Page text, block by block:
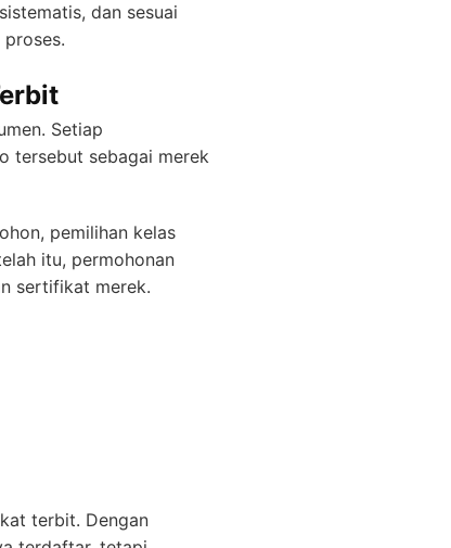
dan sesuai
Setiap
tersebut sebagai merek
pemilihan kelas
itu, permohonan
sertifikat merek.
terbit. Dengan